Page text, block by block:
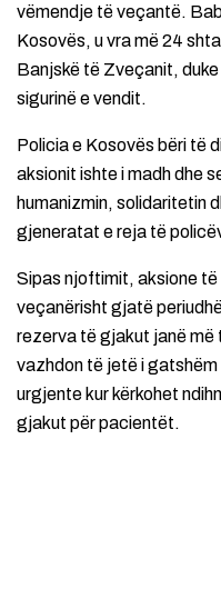
vëmendje të veçantë.
Kosovës, u vra më 24
Banjskë të Zveçanit,
sigurinë e vendit.
Policia e Kosovës bëri të
aksionit ishte i madh dhe
humanizmin, solidaritetin
gjeneratat e reja të
Sipas njoftimit, aksione
veçanërisht gjatë
rezerva të gjakut janë më
vazhdon të jetë i
urgjente kur kërkohet
gjakut për pacientët.